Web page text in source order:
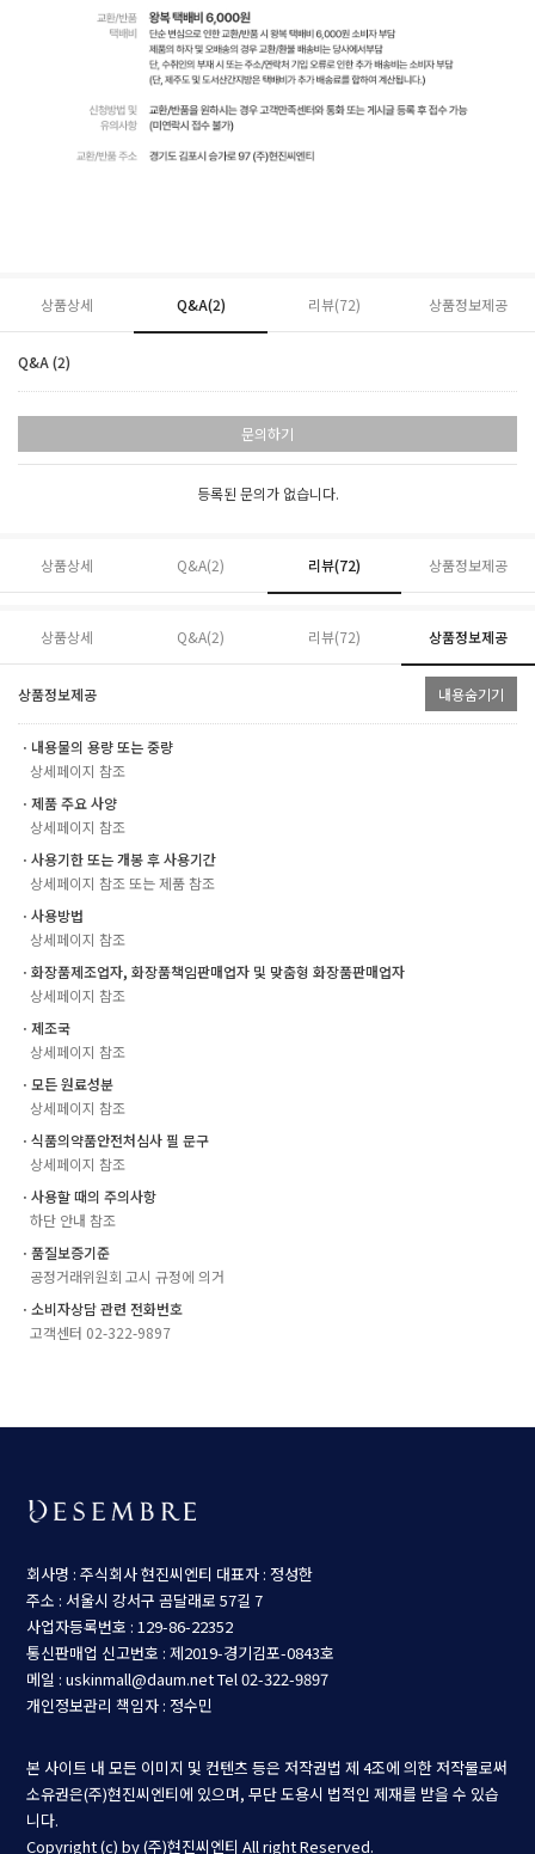
상품상세 Q&A(2) 리뷰(72) 상품정보제공
Q&A (2)
문의하기
등록된 문의가 없습니다.
상품상세 Q&A(2) 리뷰(72) 상품정보제공
상품상세 Q&A(2) 리뷰(72) 상품정보제공
상품정보제공 내용숨기기
ㆍ내용물의 용량 또는 중량
상세페이지 참조
ㆍ제품 주요 사양
상세페이지 참조
ㆍ사용기한 또는 개봉 후 사용기간
상세페이지 참조 또는 제품 참조
ㆍ사용방법
상세페이지 참조
ㆍ화장품제조업자, 화장품책임판매업자 및 맞춤형 화장품판매업자
상세페이지 참조
ㆍ제조국
상세페이지 참조
ㆍ모든 원료성분
상세페이지 참조
ㆍ식품의약품안전처심사 필 문구
상세페이지 참조
ㆍ사용할 때의 주의사항
하단 안내 참조
ㆍ품질보증기준
공정거래위원회 고시 규정에 의거
ㆍ소비자상담 관련 전화번호
고객센터 02-322-9897
회사명 : 주식회사 현진씨엔티 대표자 : 정성한
주소 : 서울시 강서구 곰달래로 57길 7
사업자등록번호 : 129-86-22352
통신판매업 신고번호 : 제2019-경기김포-0843호
메일 : uskinmall@daum.netTel 02-322-9897
개인정보관리 책임자 : 정수민
본 사이트 내 모든 이미지 및 컨텐츠 등은 저작권법 제 4조에 의한 저작물로써
소유권은(주)현진씨엔티에 있으며, 무단 도용시 법적인 제재를 받을 수 있습
니다.
Copyright (c) by (주)현진씨엔티 All right Reserved.